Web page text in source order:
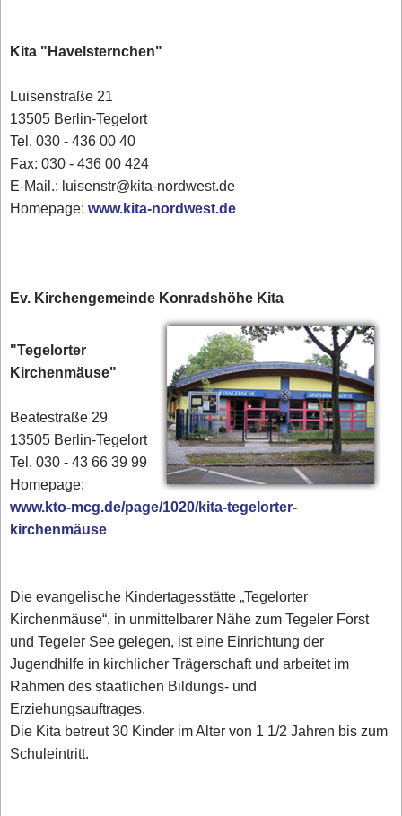
Kita "Havelsternchen"
Luisenstraße 21
13505 Berlin-Tegelort
Tel. 030 - 436 00 40
Fax: 030 - 436 00 424
E-Mail.: luisenstr@kita-nordwest.de
Homepage:www.kita-nordwest.de
Ev. Kirchengemeinde Konradshöhe Kita
"Tegelorter
Kirchenmäuse"
Beatestraße 29
13505 Berlin-Tegelort
Tel. 030 - 43 66 39 99‎
Homepage:
www.kto-mcg.de/page/1020/kita-tegelorter-
kirchenmäuse
Die evangelische Kindertagesstätte „Tegelorter
Kirchenmäuse“, in unmittelbarer Nähe zum Tegeler Forst
und Tegeler See gelegen, ist eine Einrichtung der
Jugendhilfe in kirchlicher Trägerschaft und arbeitet im
Rahmen des staatlichen Bildungs- und
Erziehungsauftrages.
Die Kita betreut 30 Kinder im Alter von 1 1/2 Jahren bis zum
Schuleintritt.